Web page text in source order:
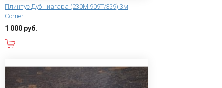
Плинтус Дуб ниагара (230М.909Т/339) 3м
Corner
1 000 руб.